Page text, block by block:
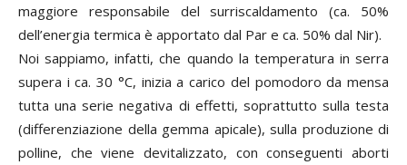
maggiore responsabile del surriscaldamento (ca. 50%
dell’energia termica è apportato dal Par e ca. 50% dal Nir).
Noi sappiamo, infatti, che quando la temperatura in serra
supera i ca. 30 °C, inizia a carico del pomodoro da mensa
tutta una serie negativa di effetti, soprattutto sulla testa
(differenziazione della gemma apicale), sulla produzione di
polline, che viene devitalizzato, con conseguenti aborti